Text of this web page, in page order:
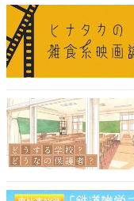
駿府城公園内の城代橋付近
プラモデルの街を実